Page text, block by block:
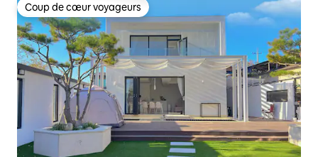
Coup de cœur voyageurs
Coup de cœur voyageurs